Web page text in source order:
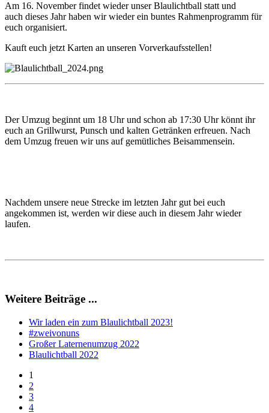
Am 16. November findet wieder unser Blaulichtball statt und
auch dieses Jahr haben wir wieder ein buntes Rahmenprogramm für
euch organisiert.
Kauft euch jetzt Karten an unseren Vorverkaufsstellen!
Der Umzug beginnt um 18 Uhr und schon ab 17:30 Uhr könnt ihr
euch an Grillwurst, Punsch und kalten Getränken erfreuen. Nach
dem Umzug freuen wir uns auf gemütliches Beisammensein.
Nachdem unsere neue Strecke im letzten Jahr gut bei euch
angekommen ist, werden wir diese auch in diesem Jahr wieder
laufen.
Weitere Beiträge ...
Wir laden ein zum Blaulichtball 2023!
#zweivonuns
Großer Laternenumzug 2022
Blaulichtball 2022
1
2
3
4